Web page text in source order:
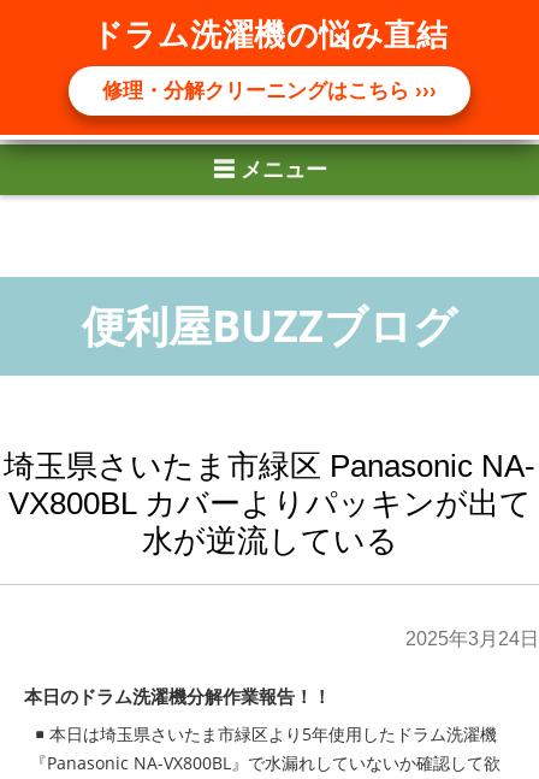
☰ メニュー
ドラム洗濯機の悩み直結
修理・分解クリーニングはこちら ›››
埼玉県さいたま市緑区 Panasonic NA-
VX800BL カバーよりパッキンが出て
水が逆流している
2025年3月24日
本日のドラム洗濯機分解作業報告！！
本日は埼玉県さいたま市緑区より5年使用したドラム洗濯機
『Panasonic NA-VX800BL』で水漏れしていないか確認して欲